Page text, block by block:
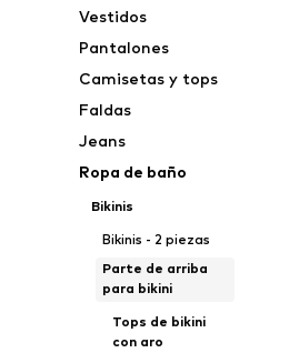
Vestidos
Pantalones
Camisetas y tops
Faldas
Jeans
Ropa de baño
Bikinis
Bikinis - 2 piezas
Parte de arriba
para bikini
Tops de bikini
con aro